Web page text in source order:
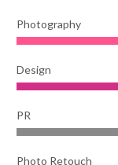
Photography
Design
PR
Photo Retouch